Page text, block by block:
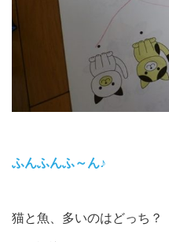
ふんふんふ～ん♪
猫と魚、多いのはどっち？